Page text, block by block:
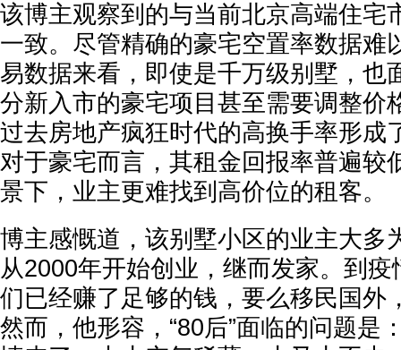
该博主观察到的与当前北京高端住宅
一致。尽管精确的豪宅空置率数据难
易数据来看，即使是千万级别墅，也
分新入市的豪宅项目甚至需要调整价
过去房地产疯狂时代的高换手率形成
对于豪宅而言，其租金回报率普遍较
景下，业主更难找到高价位的租客。
博主感慨道，该别墅小区的业主大多
从2000年开始创业，继而发家。到
们已经赚了足够的钱，要么移民国外
然而，他形容，“80后”面临的问题是